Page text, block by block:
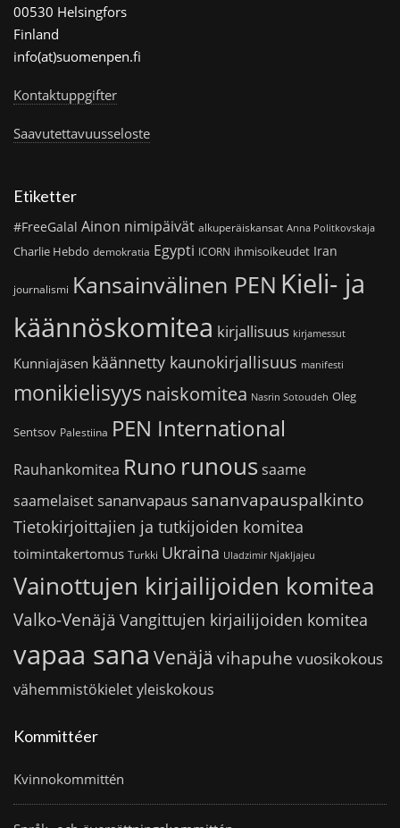
00530 Helsingfors
Finland
info(at)suomenpen.fi
Kontaktuppgifter
Saavutettavuusseloste
Etiketter
#FreeGalal Ainon nimipäivät alkuperäiskansat Anna Politkovskaja
Charlie Hebdo demokratia Egypti ICORN ihmisoikeudet Iran
journalismi Kansainvälinen PEN Kieli- ja
käännöskomitea kirjallisuus kirjamessut
Kunniajäsen käännetty kaunokirjallisuus manifesti
monikielisyys naiskomitea Nasrin Sotoudeh Oleg
Sentsov Palestiina PEN International
Rauhankomitea Runo runoussaame
saamelaiset sananvapaus sananvapauspalkinto
Tietokirjoittajien ja tutkijoiden komitea
toimintakertomus Turkki Ukraina Uladzimir Njakljajeu
Vainottujen kirjailijoiden komitea
Valko-Venäjä Vangittujen kirjailijoiden komitea
vapaa sana Venäjä vihapuhe vuosikokous
vähemmistökieletyleiskokous
Kommittéer
Kvinnokommittén